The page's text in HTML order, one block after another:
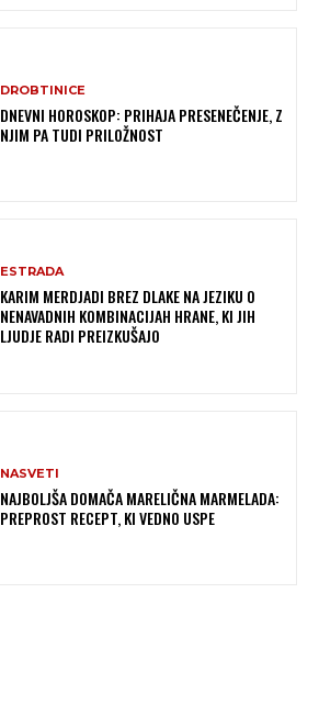
DROBTINICE
DNEVNI HOROSKOP: PRIHAJA PRESENEČENJE, Z
NJIM PA TUDI PRILOŽNOST
ESTRADA
KARIM MERDJADI BREZ DLAKE NA JEZIKU O
NENAVADNIH KOMBINACIJAH HRANE, KI JIH
LJUDJE RADI PREIZKUŠAJO
NASVETI
NAJBOLJŠA DOMAČA MARELIČNA MARMELADA:
PREPROST RECEPT, KI VEDNO USPE